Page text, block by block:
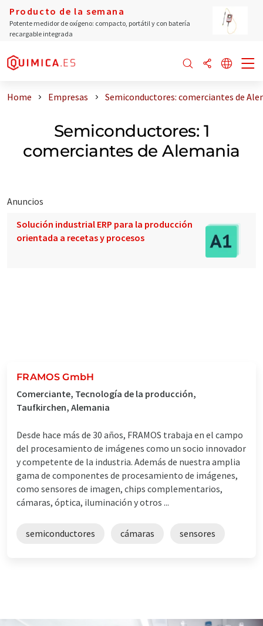
Producto de la semana
Potente medidor de oxígeno: compacto, portátil y con batería
recargable integrada
Home Empresas Semiconductores: comerciantes de
Semiconductores: 1
comerciantes de Alemania
Anuncios
Solución industrial ERP para la producción
orientada a recetas y procesos
FRAMOS GmbH
Comerciante, Tecnología de la producción,
Taufkirchen, Alemania
Desde hace más de 30 años, FRAMOS trabaja en el campo
del procesamiento de imágenes como un socio innovador
y competente de la industria. Además de nuestra amplia
gama de componentes de procesamiento de imágenes,
como sensores de imagen, chips complementarios,
cámaras, óptica, iluminación y otros ...
semiconductores cámaras sensores